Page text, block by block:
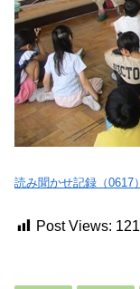
読み聞かせ記録（0617）
Post Views: 121